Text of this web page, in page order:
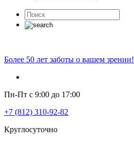
Более 50 лет заботы о вашем зрении!
Пн-Пт с 9:00 до 17:00
+7 (812) 310-92-82
Круглосуточно